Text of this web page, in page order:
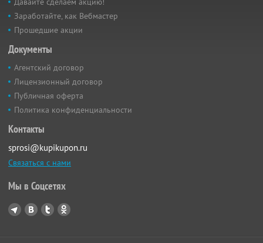
Заработайте, как Вебмастер
Прошедшие акции
Документы
Агентский договор
Лицензионный договор
Публичная оферта
Политика конфиденциальности
Контакты
sprosi@kupikupon.ru
Связаться с нами
Мы в Соцсетях